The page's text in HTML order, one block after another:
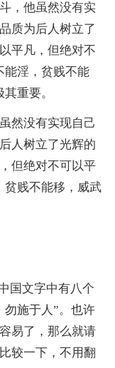
，他虽然没有实
质为后人树立了
平凡，但绝对不
能淫，贫贱不能
重要。
然没有实现自己
人树立了光辉的
但绝对不可以平
贫贱不能移，威武
国文字中有八个
勿施于人”。也许
易了，那么就请
较一下，不用翻